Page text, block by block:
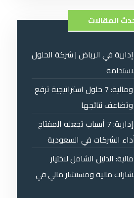
المقالات
في الرياض | شركة الحلول
استشارات إدارية ومالية: 7 حلول استراتيجية ترفع
نتائجها
مكتب استشارات إدارية: 7 أسباب تجعله المفتاح
الشركات في السعودية
الدليل الشامل لاختيار
مالية ومستشار مالي في